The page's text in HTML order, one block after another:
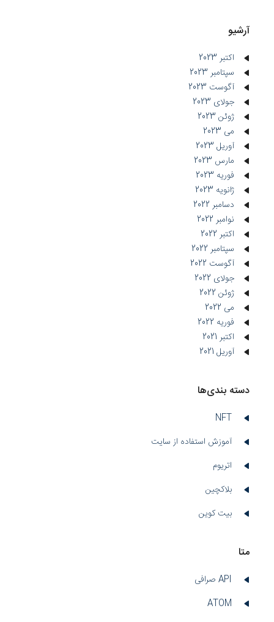
آرشیو
اکتبر 2023
سپتامبر 2023
آگوست 2023
جولای 2023
ژوئن 2023
می 2023
آوریل 2023
مارس 2023
فوریه 2023
ژانویه 2023
دسامبر 2022
نوامبر 2022
اکتبر 2022
سپتامبر 2022
آگوست 2022
جولای 2022
ژوئن 2022
می 2022
فوریه 2022
اکتبر 2021
آوریل 2021
دسته بندی‌ها
NFT
آموزش استفاده از سایت
اتریوم
بلاکچین
بیت کوین
متا
API صرافی
ATOM